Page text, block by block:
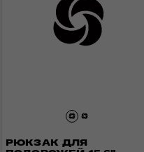
РЮКЗАК ДЛЯ